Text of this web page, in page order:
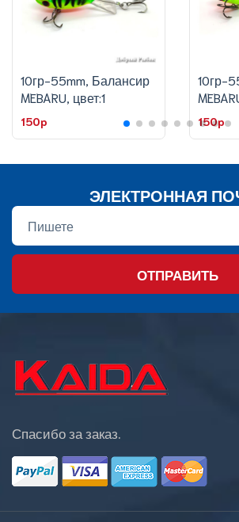
10гр-55mm, Балансир
MEBARU, цвет:1
150p
10гр-
150p
ЭЛЕКТРОННАЯ
ОТПРАВИТЬ
Спасибо за заказ.